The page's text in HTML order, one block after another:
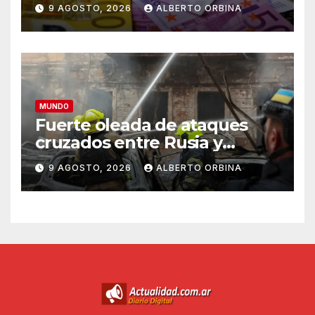
2026
9 AGOSTO, 2026 ALBERTO ORBINA
MUNDO
Fuerte oleada de ataques
cruzados entre Rusia y
Ucrania en plena noche: hay
al menos 7 muertos
9 AGOSTO, 2026 ALBERTO ORBINA